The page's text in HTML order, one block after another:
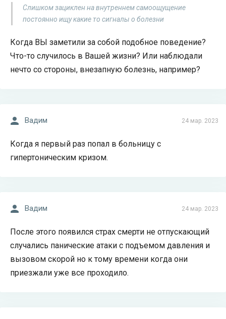
Слишком зациклен на внутреннем самоощущение
постоянно ищу какие то сигналы о болезни
Когда ВЫ заметили за собой подобное поведение?
Что-то случилось в Вашей жизни? Или наблюдали
нечто со стороны, внезапную болезнь, например?
24 мар. 2023
Вадим
Когда я первый раз попал в больницу с
гипертоническим кризом.
24 мар. 2023
Вадим
После этого появился страх смерти не отпускающий
случались панические атаки с подъемом давления и
вызовом скорой но к тому времени когда они
приезжали уже все проходило.